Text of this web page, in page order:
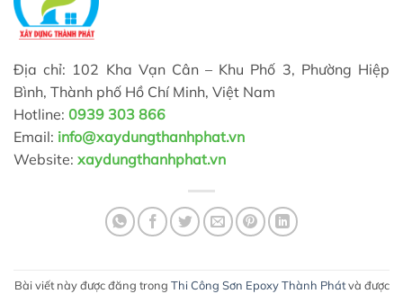
Địa chỉ: 102 Kha Vạn Cân – Khu Phố 3, Phường Hiệp
Bình, Thành phố Hồ Chí Minh, Việt Nam
Hotline: 0939 303 866
Email: info@xaydungthanhphat.vn
Website: xaydungthanhphat.vn
Bài viết này được đăng trong Thi Công Sơn Epoxy Thành Phátvà được